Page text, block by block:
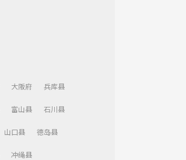
大阪府 兵库县
富山县 石川县
山口县 德岛县
冲绳县